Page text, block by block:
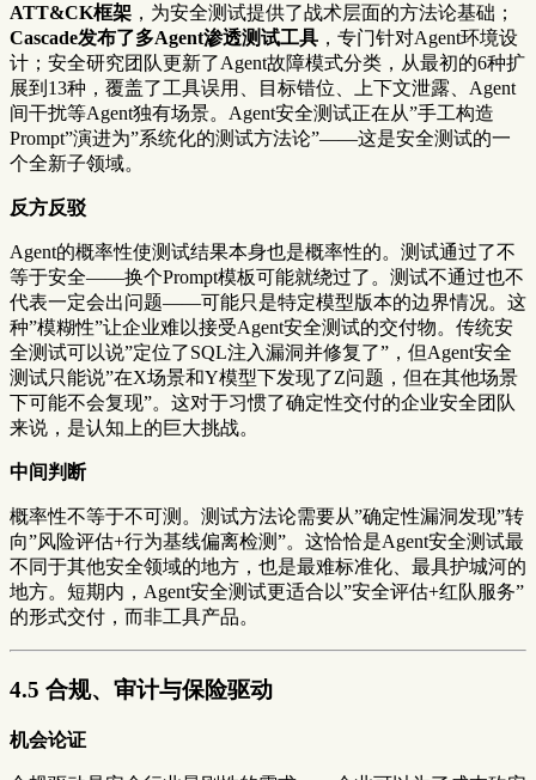
ATT&CK框架 ，为安全测试提供了战术层面的方法论基础；
Cascade发布了多Agent渗透测试工具 ，专门针对Agent环境设
计；安全研究团队更新了Agent故障模式分类，从最初的6种扩
展到13种，覆盖了工具误用、目标错位、上下文泄露、Agent
间干扰等Agent独有场景。Agent安全测试正在从”手工构造
Prompt”演进为”系统化的测试方法论”——这是安全测试的一
个全新子领域。
反方反驳
Agent的概率性使测试结果本身也是概率性的。测试通过了不
等于安全——换个Prompt模板可能就绕过了。测试不通过也不
代表一定会出问题——可能只是特定模型版本的边界情况。这
种”模糊性”让企业难以接受Agent安全测试的交付物。传统安
全测试可以说”定位了SQL注入漏洞并修复了”，但Agent安全
测试只能说”在X场景和Y模型下发现了Z问题，但在其他场景
下可能不会复现”。这对于习惯了确定性交付的企业安全团队
来说，是认知上的巨大挑战。
中间判断
概率性不等于不可测。测试方法论需要从”确定性漏洞发现”转
向”风险评估+行为基线偏离检测”。这恰恰是Agent安全测试最
不同于其他安全领域的地方，也是最难标准化、最具护城河的
地方。短期内，Agent安全测试更适合以”安全评估+红队服务”
的形式交付，而非工具产品。
4.5 合规、审计与保险驱动
机会论证